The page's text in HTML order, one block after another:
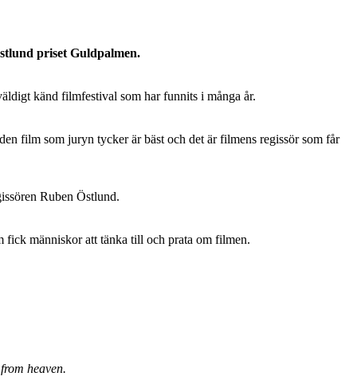
priset Guldpalmen.
känd filmfestival som har funnits i många år.
film som juryn tycker är bäst och det är filmens regissör som får
Ruben Östlund.
fick människor att tänka till och prata om filmen.
heaven.